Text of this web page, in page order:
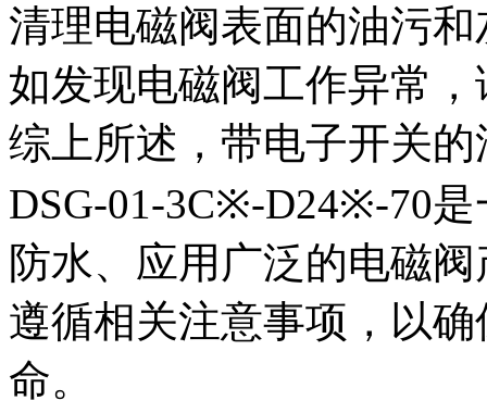
清理电磁阀表面的油污
如发现电磁阀工作异常
综上所述，带电子开关
DSG-01-3C※-D24※-70
防水、应用广泛的电磁
遵循相关注意事项，以
命。